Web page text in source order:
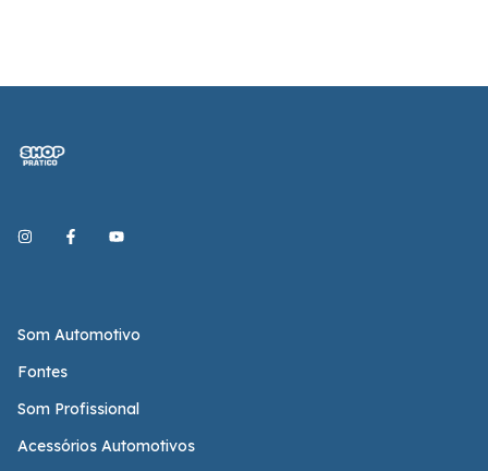
Som Automotivo
Fontes
Som Profissional
Acessórios Automotivos